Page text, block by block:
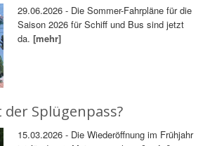
29.06.2026 - Die Sommer-Fahrpläne für die
Saison 2026 für Schiff und Bus sind jetzt
da.[mehr]
Splügenpass?
15.03.2026 - Die Wiederöffnung im Frühjahr